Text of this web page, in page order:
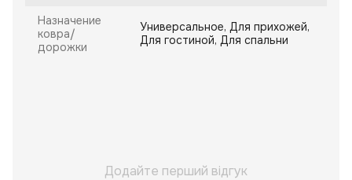
Назначение
ковра/
дорожки
Универсальное, Для прихожей,
Для гостиной, Для спальни
Додайте перший відгук